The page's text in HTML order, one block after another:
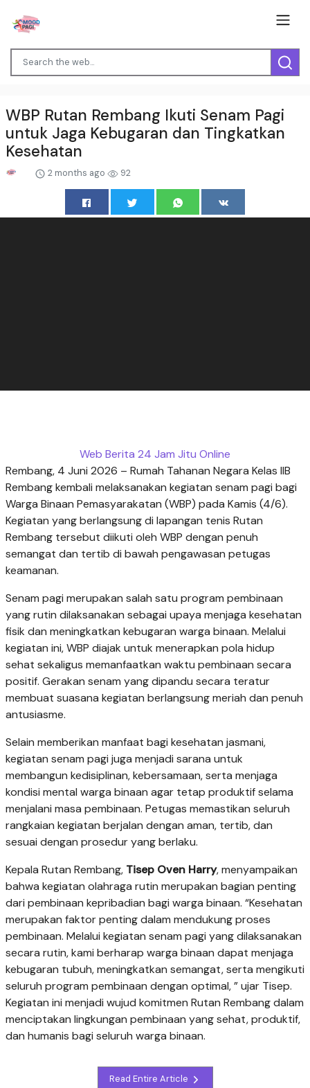
WBP Rutan Rembang Ikuti Senam Pagi
untuk Jaga Kebugaran dan Tingkatkan
Kesehatan
2 months ago 92
Web Berita 24 Jam Jitu Online
Rembang, 4 Juni 2026 – Rumah Tahanan Negara Kelas IIB
Rembang kembali melaksanakan kegiatan senam pagi bagi
Warga Binaan Pemasyarakatan (WBP) pada Kamis (4/6).
Kegiatan yang berlangsung di lapangan tenis Rutan
Rembang tersebut diikuti oleh WBP dengan penuh
semangat dan tertib di bawah pengawasan petugas
keamanan.
Senam pagi merupakan salah satu program pembinaan
yang rutin dilaksanakan sebagai upaya menjaga kesehatan
fisik dan meningkatkan kebugaran warga binaan. Melalui
kegiatan ini, WBP diajak untuk menerapkan pola hidup
sehat sekaligus memanfaatkan waktu pembinaan secara
positif. Gerakan senam yang dipandu secara teratur
membuat suasana kegiatan berlangsung meriah dan penuh
antusiasme.
Selain memberikan manfaat bagi kesehatan jasmani,
kegiatan senam pagi juga menjadi sarana untuk
membangun kedisiplinan, kebersamaan, serta menjaga
kondisi mental warga binaan agar tetap produktif selama
menjalani masa pembinaan. Petugas memastikan seluruh
rangkaian kegiatan berjalan dengan aman, tertib, dan
sesuai dengan prosedur yang berlaku.
Kepala Rutan Rembang, Tisep Oven Harry, menyampaikan
bahwa kegiatan olahraga rutin merupakan bagian penting
dari pembinaan kepribadian bagi warga binaan. “Kesehatan
merupakan faktor penting dalam mendukung proses
pembinaan. Melalui kegiatan senam pagi yang dilaksanakan
secara rutin, kami berharap warga binaan dapat menjaga
kebugaran tubuh, meningkatkan semangat, serta mengikuti
seluruh program pembinaan dengan optimal, ” ujar Tisep.
Kegiatan ini menjadi wujud komitmen Rutan Rembang dalam
menciptakan lingkungan pembinaan yang sehat, produktif,
dan humanis bagi seluruh warga binaan.
Read Entire Article